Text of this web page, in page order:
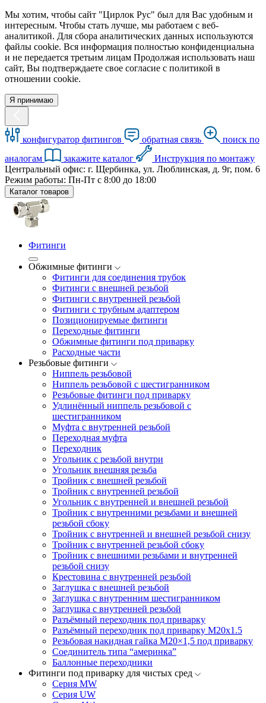
Мы хотим, чтобы сайт "Цирлок Рус" был для Вас удобным и
интересным. Чтобы стать лучше, мы работаем с веб-
аналитикой. Для сбора аналитических данных используются
файлы cookie. Вся информация полностью конфиденциальна
и не передается третьим лицам Продолжая использовать наш
сайт, Вы подтверждаете свое согласие с политикой в
отношении cookie.
Я принимаю
конфигуратор фитингов обратная связь
поиск по
аналогам
закажите каталог
Инструкция по монтажу
Центральный офис: г. Щербинка, ул. Люблинская, д. 9г, пом. 6
Режим работы: Пн-Пт с 8:00 до 18:00
Каталог товаров
Фитинги
Обжимные фитинги
Фитинги для соединения трубок
Фитинги с внешней резьбой
Фитинги с внутренней резьбой
Фитинги с трубным адаптером
Позиционируемые фитинги
Переходные фитинги
Обжимные фитинги под приварку
Расходные части
Резьбовые фитинги
Ниппель резьбовой
Ниппель резьбовой с шестигранником
Резьбовые фитинги под приварку
Удлинённый ниппель резьбовой с
шестигранником
Муфта с внутренней резьбой
Переходная муфта
Переходник
Угольник с резьбой внутри
Угольник внешняя резьба
Тройник с внешней резьбой
Тройник с внутренней резьбой
Угольник с внутренней и внешней резьбой
Тройник с внутренними резьбами и внешней
резьбой сбоку
Тройник с внутренней и внешней резьбой снизу
Тройник с внутренней резьбой сбоку
Тройник с внешними резьбами и внутренней
резьбой снизу
Крестовина с внутренней резьбой
Заглушка с внешней резьбой
Заглушка с внутренним шестигранником
Заглушка с внутренней резьбой
Разъёмный переходник под приварку
Разъёмный переходник под приварку М20х1.5
Резьбовая накидная гайка M20×1,5 под приварку
Соединитель типа “америнка”
Баллонные переходники
Фитинги под приварку для чистых сред
Серия MW
Серия UW